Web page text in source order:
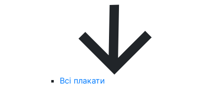
Всі плакати